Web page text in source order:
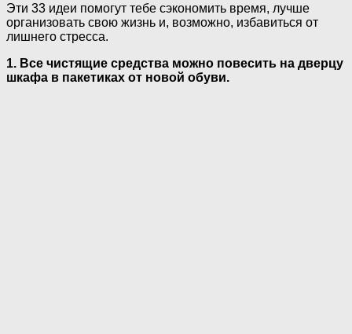
Эти 33 идеи помогут тебе сэкономить время, лучше
организовать свою жизнь и, возможно, избавиться от
лишнего стресса.
1. Все чистящие средства можно повесить на дверцу
шкафа в пакетиках от новой обуви.